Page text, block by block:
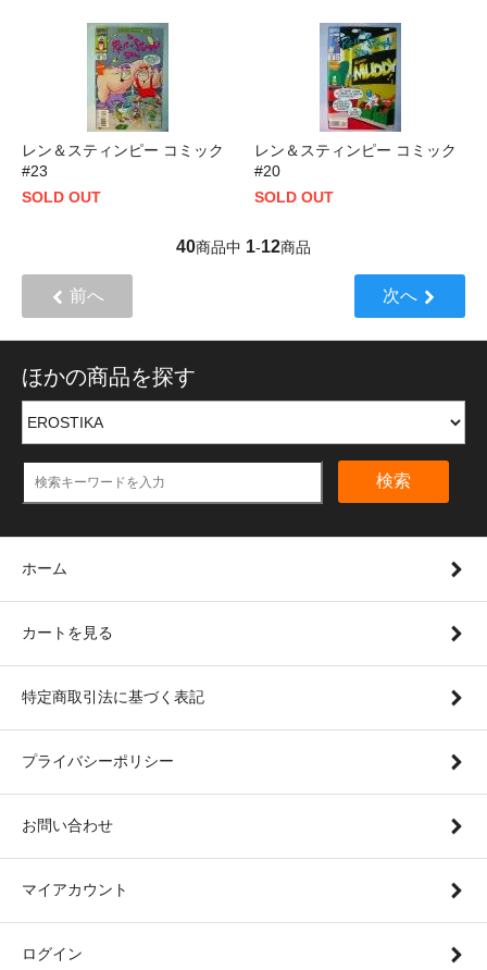
レン＆スティンピー コミック
#23
SOLD OUT
レン＆スティンピー コミック
#20
SOLD OUT
40商品中 1-12商品
前へ 次へ
ほかの商品を探す
検索
ホーム
カートを見る
特定商取引法に基づく表記
プライバシーポリシー
お問い合わせ
マイアカウント
ログイン